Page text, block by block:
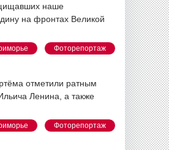
наше
на фронтах Великой
Фоторепортаж
отметили ратным
Ленина, а также
Фоторепортаж